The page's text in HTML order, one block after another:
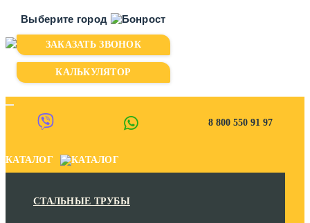
Выберите город
Казань
Киров
Пермь
ЗАКАЗАТЬ ЗВОНОК
КАЛЬКУЛЯТОР
8 800 550 91 97
КАТАЛОГ
СТАЛЬНЫЕ ТРУБЫ